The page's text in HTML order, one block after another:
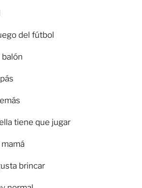
del fútbol
balón
tiene que jugar
brincar